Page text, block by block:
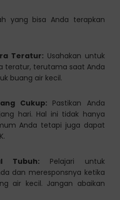
yang bisa Anda terapkan
Teratur: Usahakan untuk
teratur, terutama saat Anda
buang air kecil.
Cukup: Pastikan Anda
hari. Hal ini tidak hanya
Anda tetapi juga dapat
Tubuh: Pelajari untuk
dan meresponsnya ketika
air kecil. Jangan abaikan